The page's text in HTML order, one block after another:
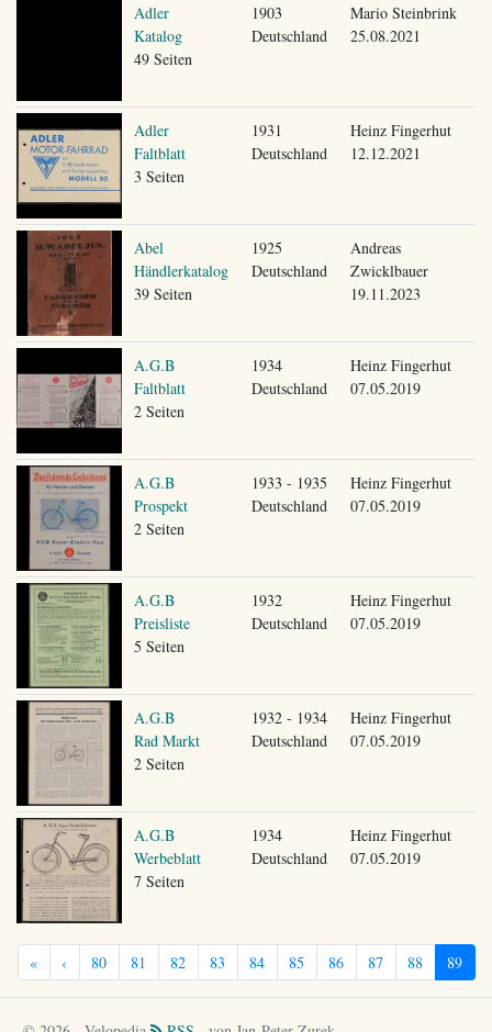
Adler
Katalog
49 Seiten
1903
Deutschland
Mario Steinbrink
25.08.2021
Adler
Faltblatt
3 Seiten
1931
Deutschland
Heinz Fingerhut
12.12.2021
Abel
Händlerkatalog
39 Seiten
1925
Deutschland
Andreas
Zwicklbauer
19.11.2023
A.G.B
Faltblatt
2 Seiten
1934
Deutschland
Heinz Fingerhut
07.05.2019
A.G.B
Prospekt
2 Seiten
1933 - 1935
Deutschland
Heinz Fingerhut
07.05.2019
A.G.B
Preisliste
5 Seiten
1932
Deutschland
Heinz Fingerhut
07.05.2019
A.G.B
Rad Markt
2 Seiten
1932 - 1934
Deutschland
Heinz Fingerhut
07.05.2019
A.G.B
Werbeblatt
7 Seiten
1934
Deutschland
Heinz Fingerhut
07.05.2019
« ‹ 80 81 82 83 84 85 86 87 88 89